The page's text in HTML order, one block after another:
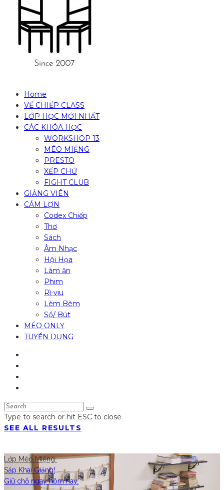
Home
VỀ CHIẾP CLASS
LỚP HỌC MỚI NHẤT
CÁC KHÓA HỌC
WORKSHOP 13
MÉO MIỆNG
PRESTO
XẾP CHỮ
FIGHT CLUB
GIẢNG VIÊN
CÁM LỢN
Codex Chiếp
Thơ
Sách
Âm Nhạc
Hội Họa
Làm ăn
Phim
Rì-viu
Lèm Bèm
Sổ/ Bút
MÉO ONLY
TUYỂN DỤNG
Type to search or hit ESC to close
SEE ALL RESULTS
Lớp Méo Miệng
Sắp Khai Giảng!
Giữ chỗ ngay hôm nay.